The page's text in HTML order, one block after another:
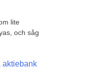
lite
och såg
aktiebank